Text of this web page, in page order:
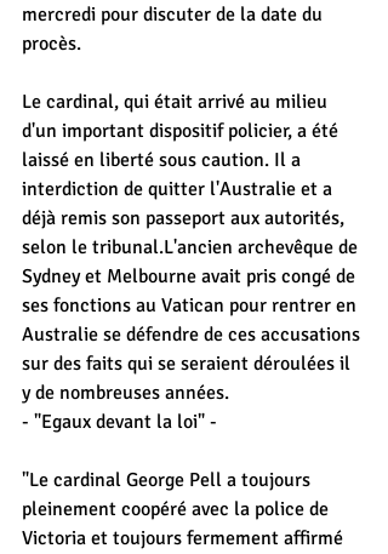
mercredi pour discuter de la date du
procès.
Le cardinal, qui était arrivé au milieu
d'un important dispositif policier, a été
laissé en liberté sous caution. Il a
interdiction de quitter l'Australie et a
déjà remis son passeport aux autorités,
selon le tribunal.L'ancien archevêque de
Sydney et Melbourne avait pris congé de
ses fonctions au Vatican pour rentrer en
Australie se défendre de ces accusations
sur des faits qui se seraient déroulées il
y de nombreuses années.
- "Egaux devant la loi" -
"Le cardinal George Pell a toujours
pleinement coopéré avec la police de
Victoria et toujours fermement affirmé